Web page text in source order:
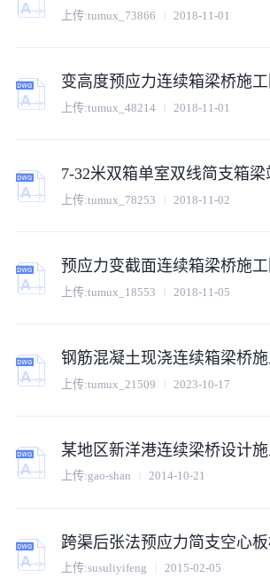
上传:tumux_73866 2018-11-01
变高度预应力连续箱梁桥施
上传:tumux_48214 2018-11-01
7-32米双箱单室双线简支箱梁
上传:tumux_78253 2018-11-02
预应力变截面连续箱梁桥施
上传:tumux_18553 2018-11-05
钢筋混凝土现浇连续箱梁桥
上传:tumux_21509 2023-10-17
某地区新洋港连续梁桥设计
上传:gao-shan 2014-10-21
上传:susuliyifeng 2015-02-05